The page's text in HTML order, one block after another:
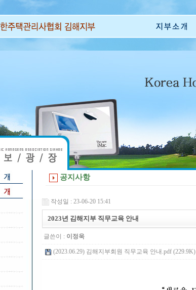
공지사항
작성일 : 23-06-20 15:41
2023년 김해지부 직무교육 안내
글쓴이 : 이정욱
(2023.06.29) 김해지부회원 직무교육 안내.pdf (229.9K)